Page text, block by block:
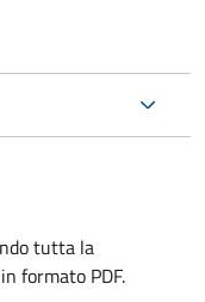
tutta la
formato PDF.